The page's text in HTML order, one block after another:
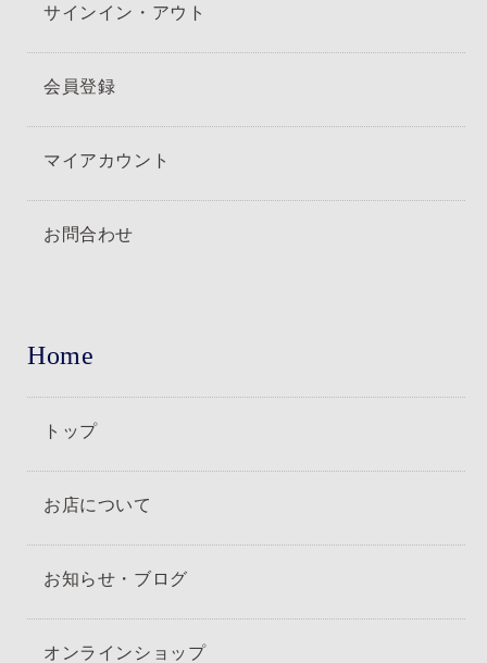
サインイン・アウト
会員登録
マイアカウント
お問合わせ
Home
トップ
お店について
お知らせ・ブログ
オンラインショップ